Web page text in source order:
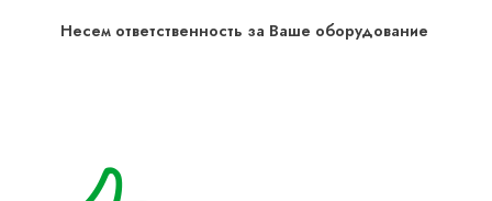
Несем ответственность за Ваше оборудование